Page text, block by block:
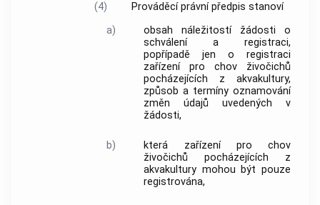
(4)
Prováděcí právní předpis stanoví
a)
obsah náležitostí žádosti o
schválení a registraci,
popřípadě jen o registraci
zařízení pro chov živočichů
pocházejících z akvakultury,
způsob a termíny oznamování
změn údajů uvedených v
žádosti,
b)
která zařízení pro chov
živočichů pocházejících z
akvakultury mohou být pouze
registrována,